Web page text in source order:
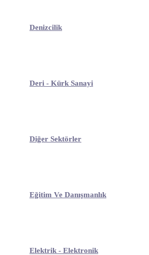
Denizcilik
Deri - Kürk Sanayi
Diğer Sektörler
Eğitim Ve Danışmanlık
Elektrik - Elektronik